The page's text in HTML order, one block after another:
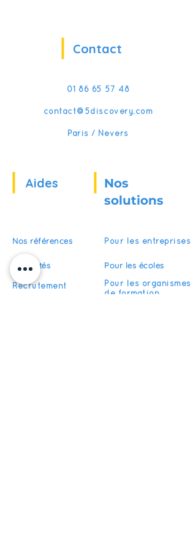
Contact
01 86 65 57 48
contact@5discovery.com
Paris / Nevers
Aides
Nos
solutions
Nos références
Actualités
Recrutement
Pour les entreprises
Pour les écoles
Pour les organismes
de formation